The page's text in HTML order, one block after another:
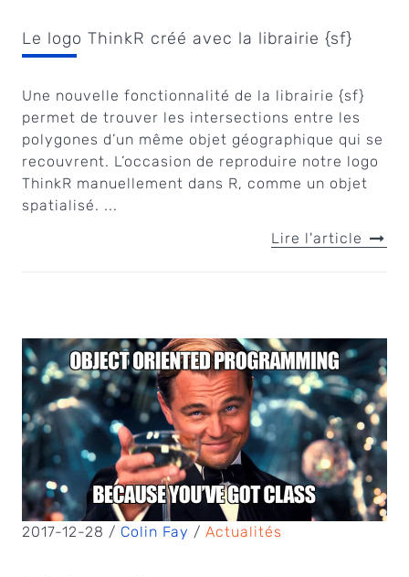
Le logo ThinkR créé avec la librairie {sf}
Une nouvelle fonctionnalité de la librairie {sf}
permet de trouver les intersections entre les
polygones d’un même objet géographique qui se
recouvrent. L’occasion de reproduire notre logo
ThinkR manuellement dans R, comme un objet
spatialisé. ...
Lire l'article
2017-12-28 / Colin Fay / Actualités